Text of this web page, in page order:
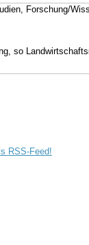
Forschung/
so
RSS-Feed!